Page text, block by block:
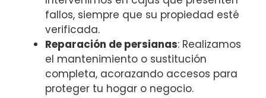
fallos, siempre que su propiedad esté
verificada.
Reparación de persianas: Realizamos
el mantenimiento o sustitución
completa, acorazando accesos para
proteger tu hogar o negocio.